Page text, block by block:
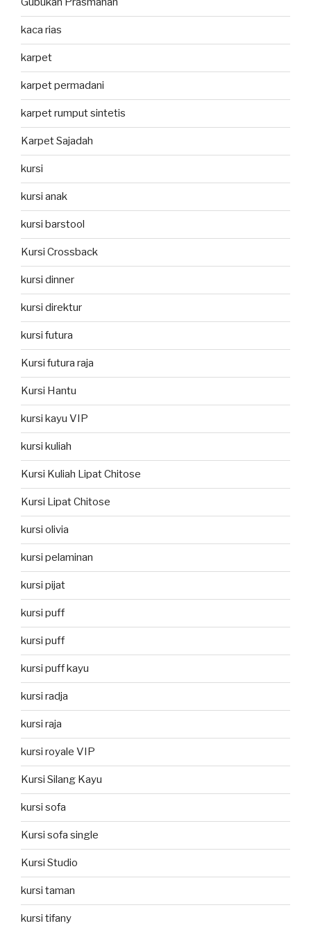
kaca rias
karpet
karpet permadani
karpet rumput sintetis
Karpet Sajadah
kursi
kursi anak
kursi barstool
Kursi Crossback
kursi dinner
kursi direktur
kursi futura
Kursi futura raja
Kursi Hantu
kursi kayu VIP
kursi kuliah
Kursi Kuliah Lipat Chitose
Kursi Lipat Chitose
kursi olivia
kursi pelaminan
kursi pijat
kursi puff
kursi puff
kursi puff kayu
kursi radja
kursi raja
kursi royale VIP
Kursi Silang Kayu
kursi sofa
Kursi sofa single
Kursi Studio
kursi taman
kursi tifany